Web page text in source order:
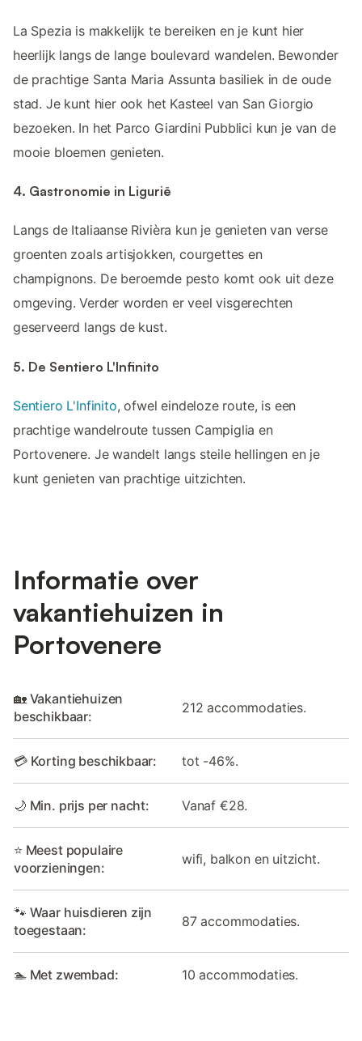
La Spezia is makkelijk te bereiken en je kunt hier
heerlijk langs de lange boulevard wandelen. Bewonder
de prachtige Santa Maria Assunta basiliek in de oude
stad. Je kunt hier ook het Kasteel van San Giorgio
bezoeken. In het Parco Giardini Pubblici kun je van de
mooie bloemen genieten.
4. Gastronomie in Ligurië
Langs de Italiaanse Rivièra kun je genieten van verse
groenten zoals artisjokken, courgettes en
champignons. De beroemde pesto komt ook uit deze
omgeving. Verder worden er veel visgerechten
geserveerd langs de kust.
5. De Sentiero L'Infinito
Sentiero L'Infinito, ofwel eindeloze route, is een
prachtige wandelroute tussen Campiglia en
Portovenere. Je wandelt langs steile hellingen en je
kunt genieten van prachtige uitzichten.
Informatie over
vakantiehuizen in
Portovenere
🏡 Vakantiehuizen
beschikbaar:
212 accommodaties.
💳 Korting beschikbaar: tot -46%.
🌙 Min. prijs per nacht: Vanaf €28.
⭐ Meest populaire
voorzieningen:
wifi, balkon en uitzicht.
🐾 Waar huisdieren zijn
toegestaan:
87 accommodaties.
🏊 Met zwembad: 10 accommodaties.